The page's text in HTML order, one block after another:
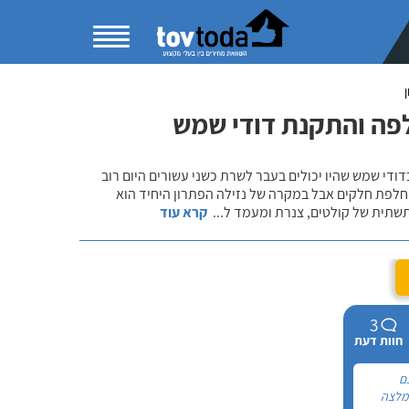
והתקנת דודי שמש
שמש שהיו יכולים בעבר לשרת כשני עשורים היום רוב
לתיקון קל או החלפת חלקים אבל במקרה של נזילה הפתרון היחיד הוא
של קולטים, צנרת ומעמד ל... קרא עוד
3
חוות דעת